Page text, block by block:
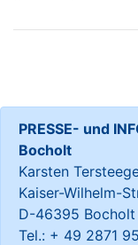
PRESSE- und
Bocholt
Karsten
Kaiser-Wilhelm-
D-46395 Bocholt
Tel.: + 49 2871